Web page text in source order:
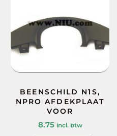
BEENSCHILD N1S,
NPRO AFDEKPLAAT
VOOR
8.75 incl. btw